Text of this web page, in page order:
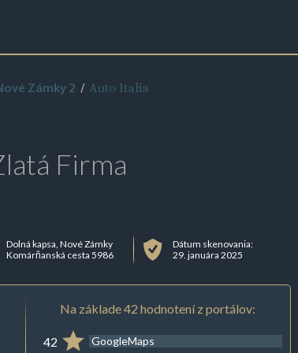
Zámky 2 Auto Italia
Firma
Dolná kapsa, Nové Zámky
Komárňanská cesta 5986
Dátum skenovania:
29. januára 2025
Na základe 42 hodnotení z portálov:
42 GoogleMaps